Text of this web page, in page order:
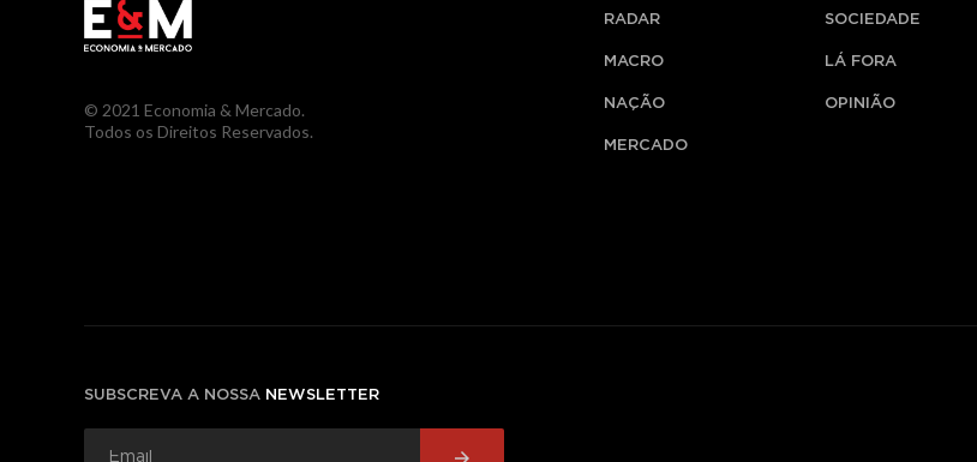
© 2021 Economia & Mercado.
Todos os Direitos Reservados.
RADAR
MACRO
NAÇÃO
MERCADO
SOCIEDADE
LÁ FORA
OPINIÃO
SUBSCREVA A NOSSA NEWSLETTER